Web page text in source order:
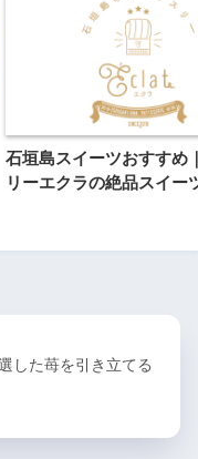
石垣島スイーツおすすめ
リーエクラの絶品スイー
した苺を引き立てる